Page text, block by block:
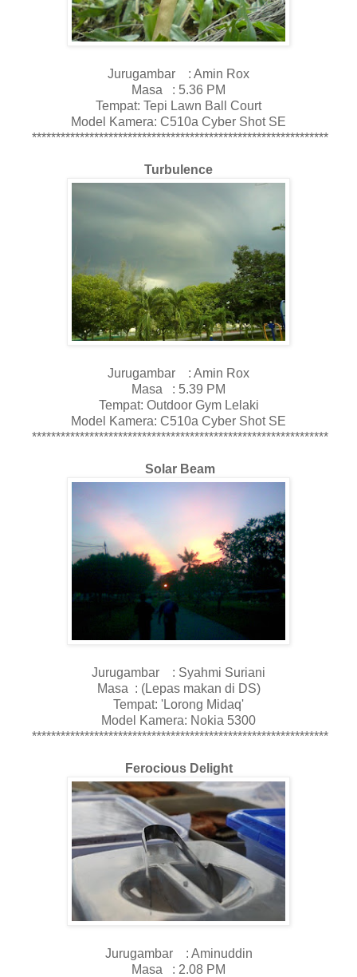
Jurugambar : Amin Rox
Masa : 5.36 PM
Tempat: Tepi Lawn Ball Court
Model Kamera: C510a Cyber Shot SE
**************************************************************
Turbulence
Jurugambar : Amin Rox
Masa : 5.39 PM
Tempat: Outdoor Gym Lelaki
Model Kamera: C510a Cyber Shot SE
**************************************************************
Solar Beam
Jurugambar : Syahmi Suriani
Masa : (Lepas makan di DS)
Tempat: 'Lorong Midaq'
Model Kamera: Nokia 5300
**************************************************************
Ferocious Delight
Jurugambar : Aminuddin
Masa : 2.08 PM